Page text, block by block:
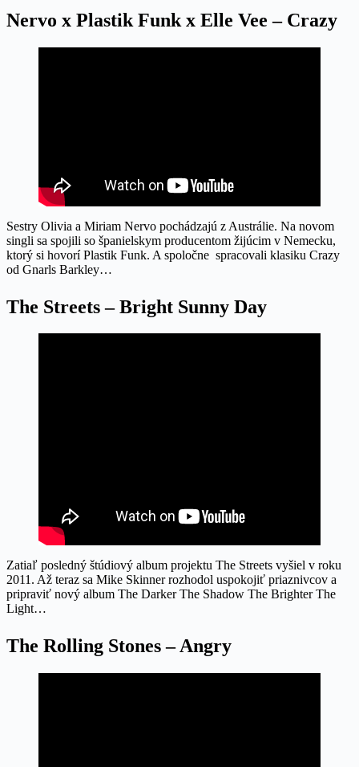
Nervo x Plastik Funk x Elle Vee – Crazy
Sestry Olivia a Miriam Nervo pochádzajú z Austrálie. Na novom
singli sa spojili so španielskym producentom žijúcim v Nemecku,
ktorý si hovorí Plastik Funk. A spoločne spracovali klasiku Crazy
od Gnarls Barkley…
The Streets – Bright Sunny Day
Zatiaľ posledný štúdiový album projektu The Streets vyšiel v roku
2011. Až teraz sa Mike Skinner rozhodol uspokojiť priaznivcov a
pripraviť nový album The Darker The Shadow The Brighter The
Light…
The Rolling Stones – Angry